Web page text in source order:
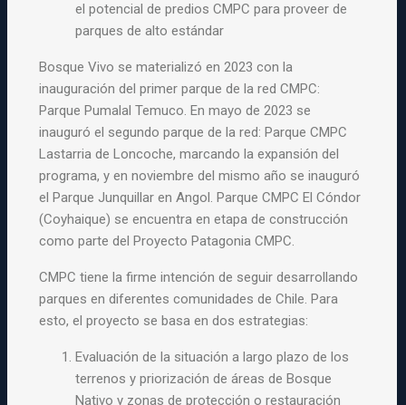
el potencial de predios CMPC para proveer de
parques de alto estándar
Bosque Vivo se materializó en 2023 con la
inauguración del primer parque de la red CMPC:
Parque Pumalal Temuco. En mayo de 2023 se
inauguró el segundo parque de la red: Parque CMPC
Lastarria de Loncoche, marcando la expansión del
programa, y en noviembre del mismo año se inauguró
el Parque Junquillar en Angol. Parque CMPC El Cóndor
(Coyhaique) se encuentra en etapa de construcción
como parte del Proyecto Patagonia CMPC.
CMPC tiene la firme intención de seguir desarrollando
parques en diferentes comunidades de Chile. Para
esto, el proyecto se basa en dos estrategias:
Evaluación de la situación a largo plazo de los
terrenos y priorización de áreas de Bosque
Nativo y zonas de protección o restauración